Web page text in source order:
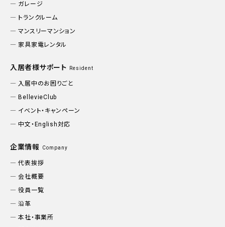
ガレージ
トランクルーム
マンスリーマンション
家具家電レンタル
入居者様サポート Resident
入居中のお困りごと
BellevieClub
イベント・キャンペーン
中文・English対応
企業情報 Company
代表挨拶
会社概要
役員一覧
沿革
本社・事業所